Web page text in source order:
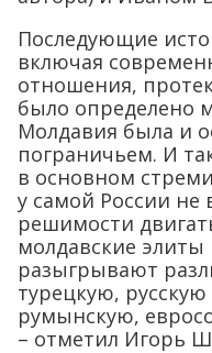
Последующие
включая
отношения,
было определено
Молдавия была и
пограничьем. И
в основном
у самой России не
решимости
молдавские элиты
разыгрывают
турецкую,
румынскую,
– отметил Игорь